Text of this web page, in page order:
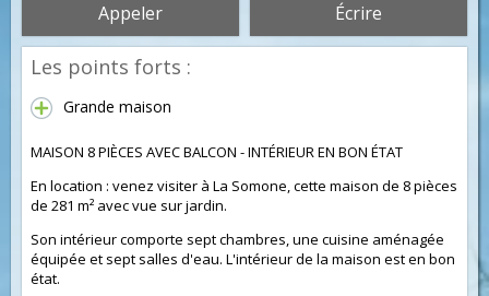
Appeler Écrire
Les points forts :
Grande maison
MAISON 8 PIÈCES AVEC BALCON - INTÉRIEUR EN BON ÉTAT
En location : venez visiter à La Somone, cette maison de 8 pièces
de 281 m² avec vue sur jardin.
Son intérieur comporte sept chambres, une cuisine aménagée
équipée et sept salles d'eau. L'intérieur de la maison est en bon
état.